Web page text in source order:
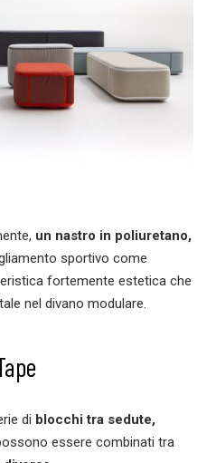
un nastro in poliuretano,
sportivo come
fortemente estetica che
nel divano modulare.
di blocchi tra sedute,
essere combinati tra